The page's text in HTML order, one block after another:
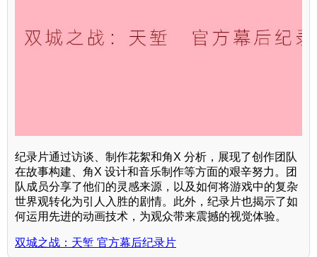
纪录片通过访谈、制作花絮和角X 分析，展现了创作团队
在故事构建、角X 设计和音乐制作等方面的艰辛努力。团
队成员分享了他们的灵感来源，以及如何将游戏中的复杂
世界观转化为引人入胜的剧情。此外，纪录片也揭示了如
何运用先进的动画技术，为观众带来震撼的视觉体验。
双城之战：天堑 官方幕后纪录片